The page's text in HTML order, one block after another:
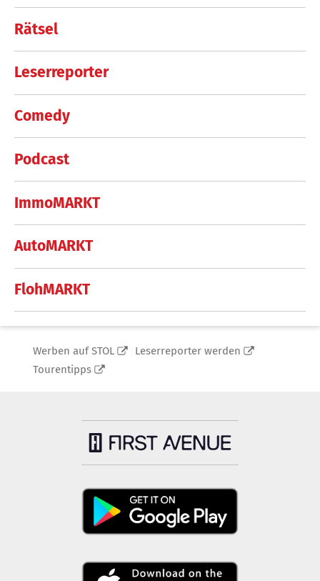
Rätsel
Leserreporter
Comedy
Podcast
ImmoMARKT
AutoMARKT
FlohMARKT
Werben auf STOL
Leserreporter werden
Tourentipps